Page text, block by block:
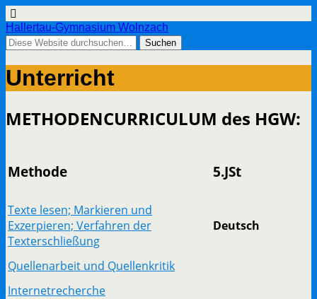
Hallertau-Gymnasium Wolnzach
Unterricht
METHODENCURRICULUM des HGW:
Methode 5.JSt
Texte lesen; Markieren und
Exzerpieren; Verfahren der
Texterschließung
Deutsch
Quellenarbeit und Quellenkritik
Internetrecherche